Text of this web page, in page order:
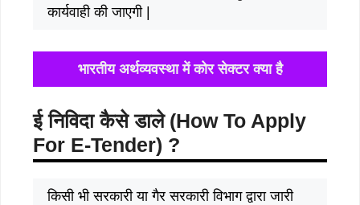
कार्यवाही की जाएगी |
भारतीय अर्थव्यवस्था में कोर सेक्टर क्या है
ई निविदा कैसे डाले (How To Apply
For E-Tender) ?
किसी भी सरकारी या गैर सरकारी विभाग द्वारा जारी